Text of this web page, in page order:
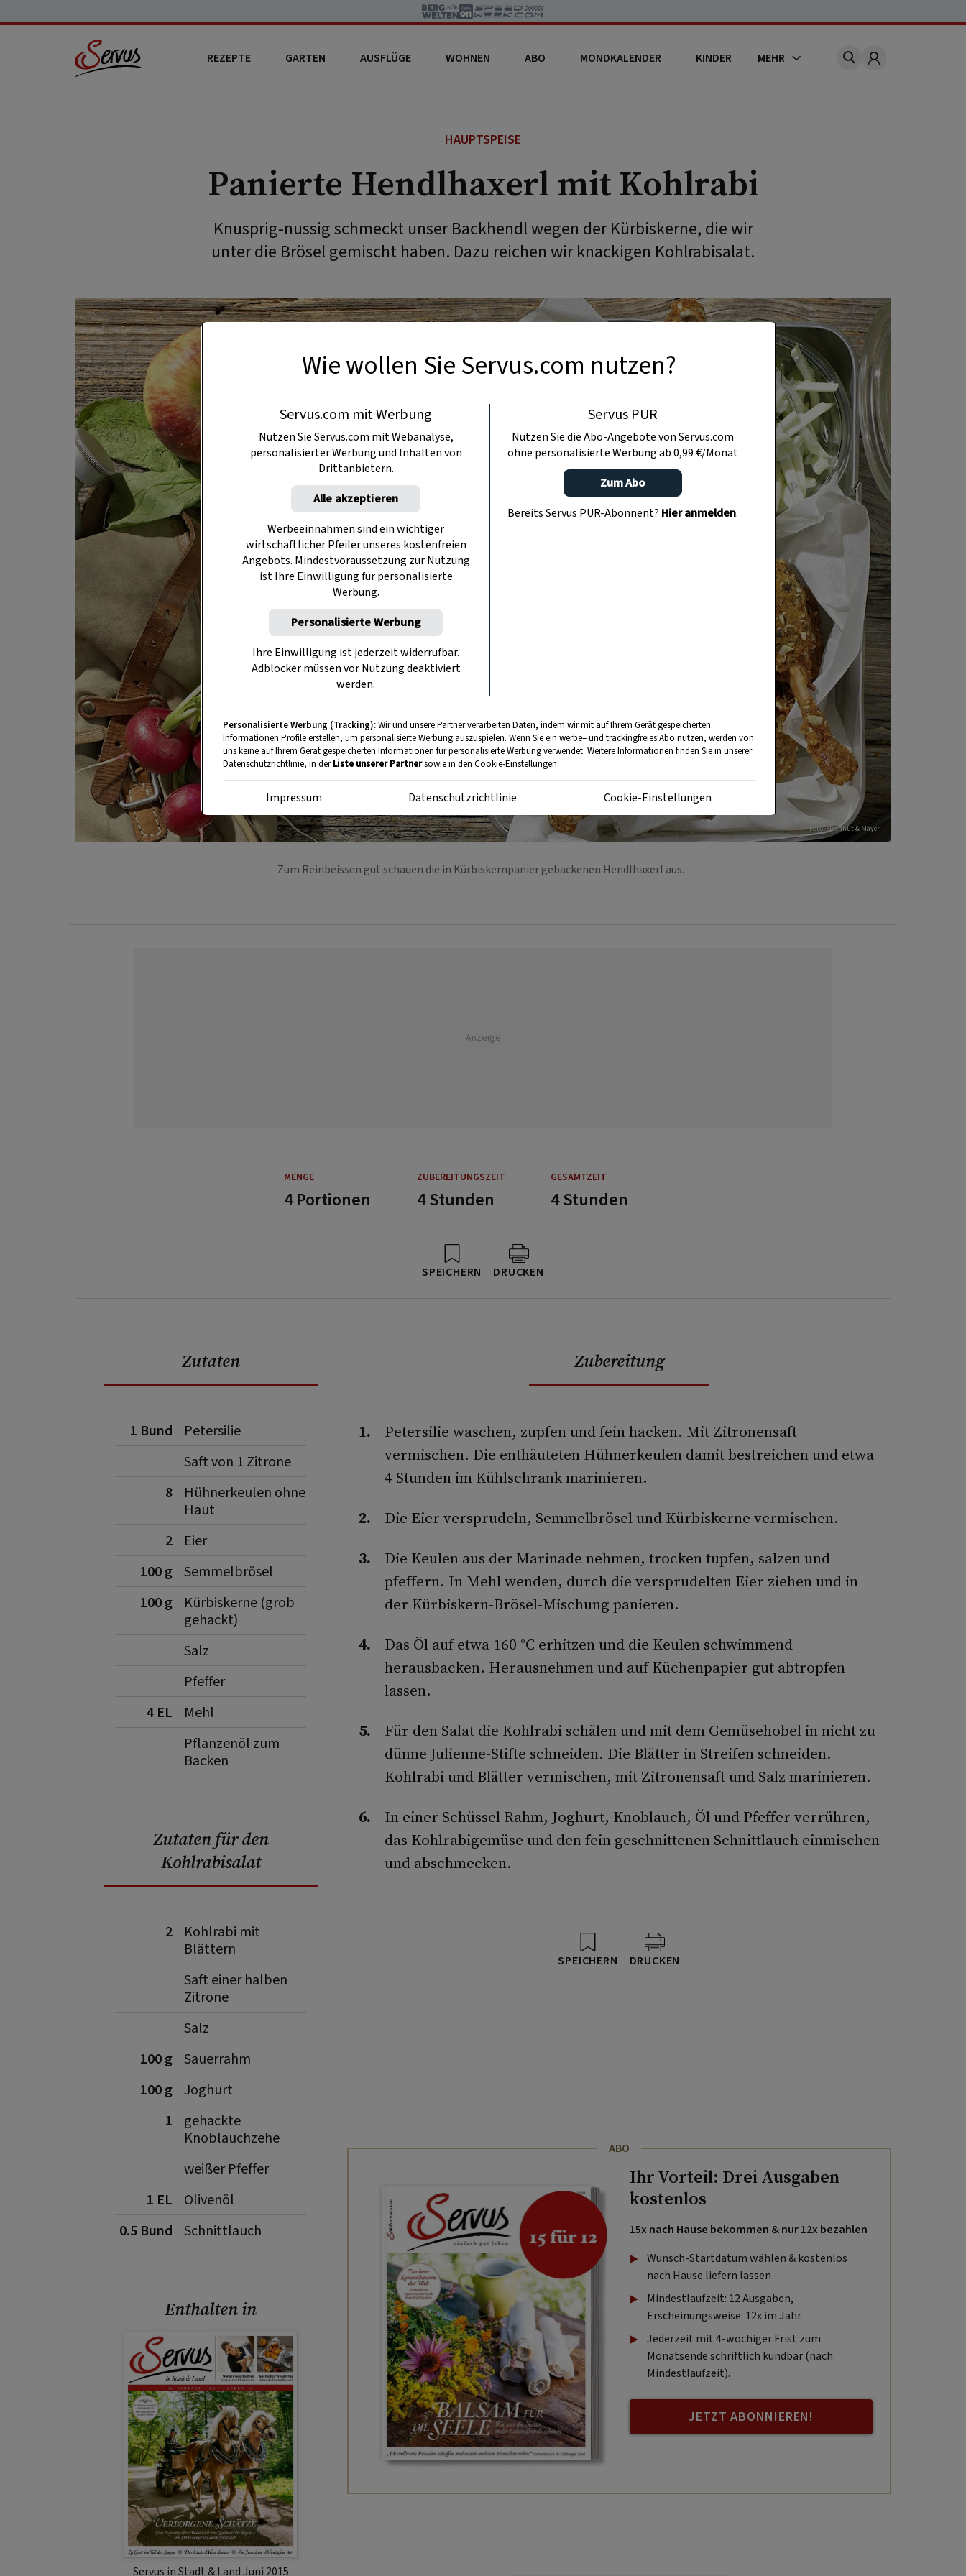
REZEPTE GARTEN AUSFLÜGE WOHNEN ABO MONDKALENDER KINDER MEHR Account
HAUPTSPEISE
Panierte Hendlhaxerl mit Kohlrabi
Knusprig-nussig schmeckt unser Backhendl wegen der Kürbiskerne, die wir
unter die Brösel gemischt haben. Dazu reichen wir knackigen Kohlrabisalat.
Foto: EIsenhut & Mayer
Zum Reinbeissen gut schauen die in Kürbiskernpanier gebackenen Hendlhaxerl aus.
Anzeige
MENGE ZUBEREITUNGSZEIT GESAMTZEIT
4 Portionen 4 Stunden 4 Stunden
SPEICHERN DRUCKEN
Zutaten
1 Bund
Petersilie
Saft von 1 Zitrone
8
Hühnerkeulen ohne
Haut
2
Eier
100 g Semmelbrösel
100 g
Kürbiskerne (grob
gehackt)
Salz
Pfeffer
4 EL
Mehl
Pflanzenöl zum
Backen
Zutaten für den
Kohlrabisalat
2
Kohlrabi mit
Blättern
Saft einer halben
Zitrone
Salz
100 g Sauerrahm
100 g
Joghurt
1
gehackte
Knoblauchzehe
weißer Pfeffer
1 EL
Olivenöl
0.5 Bund
Schnittlauch
Enthalten in
Servus in Stadt & Land Juni 2015
Zubereitung
Petersilie waschen, zupfen und fein hacken. Mit Zitronensaft
vermischen. Die enthäuteten Hühnerkeulen damit bestreichen und etwa
4 Stunden im Kühlschrank marinieren.
Die Eier versprudeln, Semmelbrösel und Kürbiskerne vermischen.
Die Keulen aus der Marinade nehmen, trocken tupfen, salzen und
pfeffern. In Mehl wenden, durch die versprudelten Eier ziehen und in
der Kürbiskern-Brösel-Mischung panieren.
Das Öl auf etwa 160 °C erhitzen und die Keulen schwimmend
herausbacken. Herausnehmen und auf Küchenpapier gut abtropfen
lassen.
Für den Salat die Kohlrabi schälen und mit dem Gemüsehobel in nicht zu
dünne Julienne-Stifte schneiden. Die Blätter in Streifen schneiden.
Kohlrabi und Blätter vermischen, mit Zitronensaft und Salz marinieren.
In einer Schüssel Rahm, Joghurt, Knoblauch, Öl und Pfeffer verrühren,
das Kohlrabigemüse und den fein geschnittenen Schnittlauch einmischen
und abschmecken.
SPEICHERN DRUCKEN
ABO
Ihr Vorteil: Drei Ausgaben
kostenlos
15x nach Hause bekommen & nur 12x bezahlen
Wunsch-Startdatum wählen & kostenlos
nach Hause liefern lassen
Mindestlaufzeit: 12 Ausgaben,
Erscheinungsweise: 12x im Jahr
Jederzeit mit 4-wöchiger Frist zum
Monatsende schriftlich kündbar (nach
Mindestlaufzeit).
JETZT ABONNIEREN!
Wie wollen Sie Servus.com nutzen?
Servus.com mit Werbung
Nutzen Sie Servus.com mit Webanalyse,
personalisierter Werbung und Inhalten von
Drittanbietern.
Alle akzeptieren
Werbeeinnahmen sind ein wichtiger
wirtschaftlicher Pfeiler unseres kostenfreien
Angebots. Mindestvoraussetzung zur Nutzung
ist Ihre Einwilligung für personalisierte
Werbung.
Personalisierte Werbung
Ihre Einwilligung ist jederzeit widerrufbar.
Adblocker müssen vor Nutzung deaktiviert
werden.
Servus PUR
Nutzen Sie die Abo-Angebote von Servus.com
ohne personalisierte Werbung ab 0,99 €/Monat
Zum Abo
Bereits Servus PUR-Abonnent? Hier anmelden.
Personalisierte Werbung (Tracking):Wir und unsere Partner verarbeiten Daten, indem wir mit auf Ihrem Gerät gespeicherten
Informationen Profile erstellen, um personalisierte Werbung auszuspielen. Wenn Sie ein werbe– und trackingfreies Abo nutzen, werden von
uns keine auf Ihrem Gerät gespeicherten Informationen für personalisierte Werbung verwendet. Weitere Informationen finden Sie in unserer
Datenschutzrichtlinie, in derListe unserer Partnersowie in den Cookie-Einstellungen.
Impressum Datenschutzrichtlinie Cookie-Einstellungen